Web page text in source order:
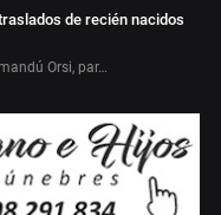
de recién nacidos
Orsi, par…